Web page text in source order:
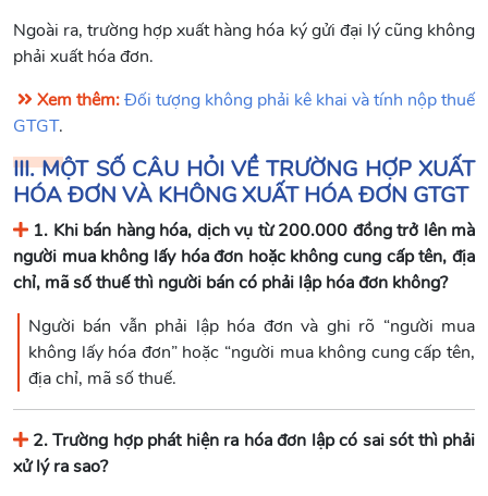
Ngoài ra, trường hợp xuất hàng hóa ký gửi đại lý cũng không
phải xuất hóa đơn.
Xem thêm:Đối tượng không phải kê khai và tính nộp thuế
GTGT.
III. MỘT SỐ CÂU HỎI VỀ TRƯỜNG HỢP XUẤT
HÓA ĐƠN VÀ KHÔNG XUẤT HÓA ĐƠN GTGT
1. Khi bán hàng hóa, dịch vụ từ 200.000 đồng trở lên mà
người mua không lấy hóa đơn hoặc không cung cấp tên, địa
chỉ, mã số thuế thì người bán có phải lập hóa đơn không?
Người bán vẫn phải lập hóa đơn và ghi rõ “người mua
không lấy hóa đơn” hoặc “người mua không cung cấp tên,
địa chỉ, mã số thuế.
2. Trường hợp phát hiện ra hóa đơn lập có sai sót thì phải
xử lý ra sao?